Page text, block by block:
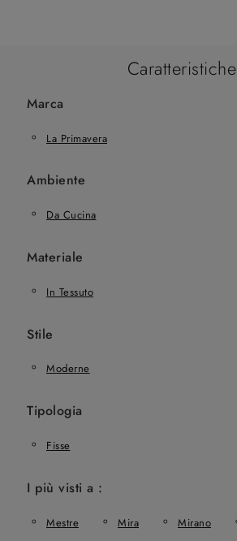
Caratteristiche
Marca
La Primavera
Ambiente
Da Cucina
Materiale
In Tessuto
Stile
Moderne
Tipologia
Fisse
I più visti a :
Mestre Mira Mirano